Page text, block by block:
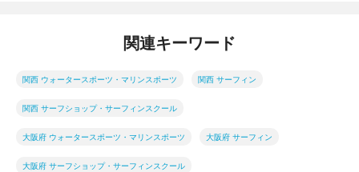
関連キーワード
関西 ウォータースポーツ・マリンスポーツ 関西 サーフィン
関西 サーフショップ・サーフィンスクール
大阪府 ウォータースポーツ・マリンスポーツ 大阪府 サーフィン
大阪府 サーフショップ・サーフィンスクール